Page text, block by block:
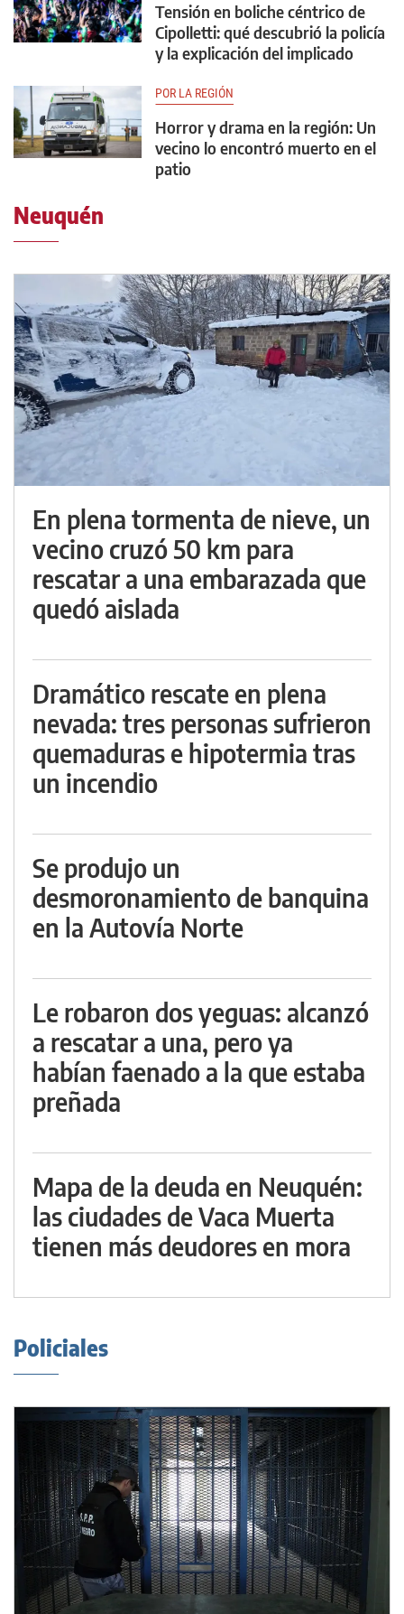
Tensión en boliche céntrico de
Cipolletti: qué descubrió la policía
y la explicación del implicado
POR LA REGIÓN
Horror y drama en la región: Un
vecino lo encontró muerto en el
patio
Neuquén
En plena tormenta de nieve, un
vecino cruzó 50 km para
rescatar a una embarazada que
quedó aislada
Dramático rescate en plena
nevada: tres personas sufrieron
quemaduras e hipotermia tras
un incendio
Se produjo un
desmoronamiento de banquina
en la Autovía Norte
Le robaron dos yeguas: alcanzó
a rescatar a una, pero ya
habían faenado a la que estaba
preñada
Mapa de la deuda en Neuquén:
las ciudades de Vaca Muerta
tienen más deudores en mora
Policiales